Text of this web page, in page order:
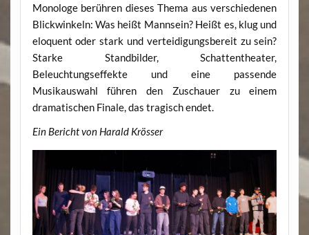
Monologe berühren dieses Thema aus verschiedenen
Blickwinkeln: Was heißt Mannsein? Heißt es, klug und
eloquent oder stark und verteidigungsbereit zu sein?
Starke Standbilder, Schattentheater,
Beleuchtungseffekte und eine passende
Musikauswahl führen den Zuschauer zu einem
dramatischen Finale, das tragisch endet.
Ein Bericht von Harald Krösser